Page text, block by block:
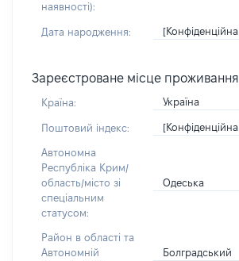
наявності):
Дата народження:
Зареєстроване місце проживання
Країна: Україна
Поштовий індекс:
Автономна
Республіка Крим/
область/місто зі
спеціальним
статусом:
Одеська
Район в області та
Автономній
Болградський